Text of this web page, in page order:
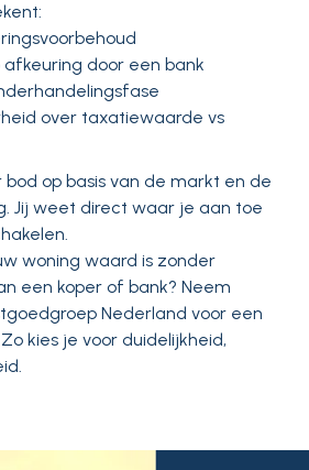
afkeuring door een bank
over taxatiewaarde vs
bod op basis van de markt en de
Jij weet direct waar je aan toe
woning waard is zonder
een koper of bank? Neem
Nederland voor een
kies je voor duidelijkheid,